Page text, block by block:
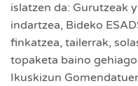
islatzen da: Gurutzeak
indartzea, Bideko
finkatzea, tailerrak,
topaketa baino
Ikuskizun